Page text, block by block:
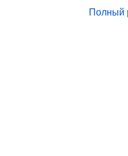
Полный